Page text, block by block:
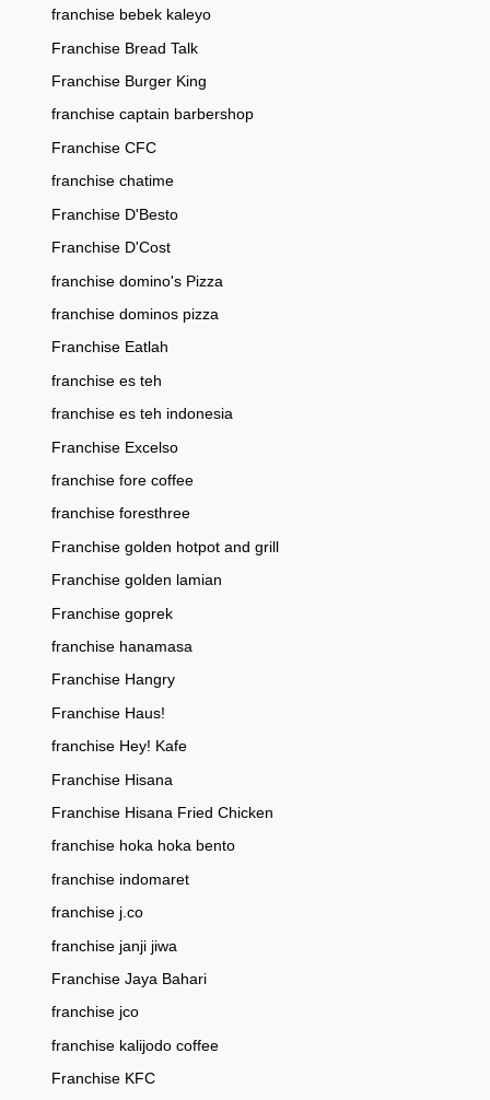
franchise bebek kaleyo
Franchise Bread Talk
Franchise Burger King
franchise captain barbershop
Franchise CFC
franchise chatime
Franchise D'Besto
Franchise D'Cost
franchise domino's Pizza
franchise dominos pizza
Franchise Eatlah
franchise es teh
franchise es teh indonesia
Franchise Excelso
franchise fore coffee
franchise foresthree
Franchise golden hotpot and grill
Franchise golden lamian
Franchise goprek
franchise hanamasa
Franchise Hangry
Franchise Haus!
franchise Hey! Kafe
Franchise Hisana
Franchise Hisana Fried Chicken
franchise hoka hoka bento
franchise indomaret
franchise j.co
franchise janji jiwa
Franchise Jaya Bahari
franchise jco
franchise kalijodo coffee
Franchise KFC